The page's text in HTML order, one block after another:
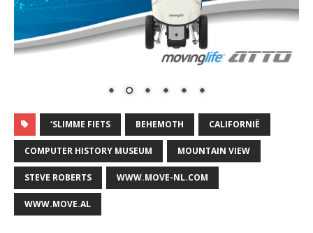
‘SLIMME FIETS BEHEMOTH CALIFORNIË
COMPUTER HISTORY MUSEUM MOUNTAIN VIEW
STEVE ROBERTS WWW.MOVE-NL.COM
WWW.MOVE.AL